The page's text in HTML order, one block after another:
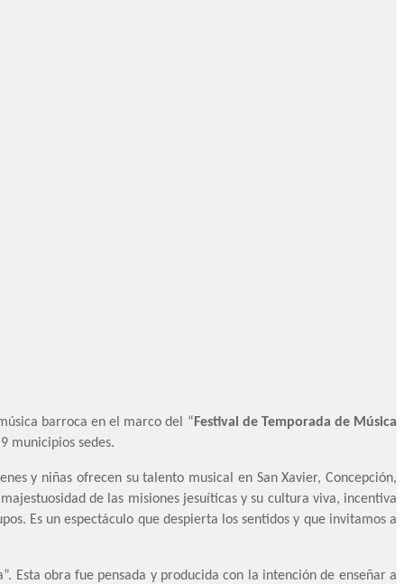
barroca en el marco del “ Festival de Temporada de Música
municipios sedes.
y niñas ofrecen su talento musical en San Xavier, Concepción,
de las misiones jesuíticas y su cultura viva, incentiva
Es un espectáculo que despierta los sentidos y que invitamos a
Esta obra fue pensada y producida con la intención de enseñar a